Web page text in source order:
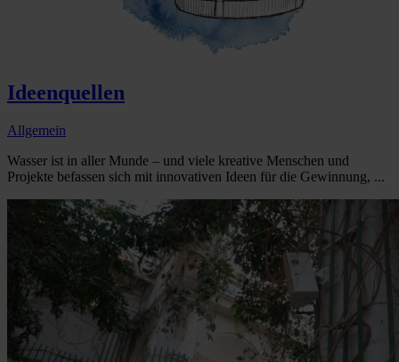
Ideenquellen
Allgemein
Wasser ist in aller Munde – und viele kreative Menschen und
Projekte befassen sich mit innovativen Ideen für die Gewinnung, ...